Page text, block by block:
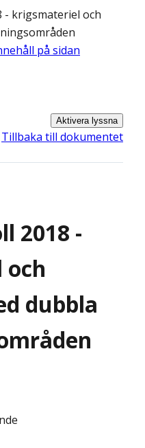
krigsmateriel och
på sidan
Aktivera lyssna
Tillbaka till dokumentet
2018 -
dubbla